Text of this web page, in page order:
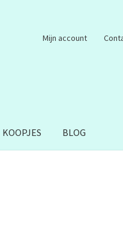
Mijn account
KOOPJES BLOG